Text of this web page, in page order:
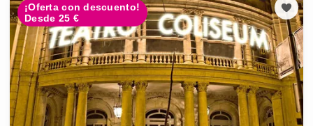
¡Oferta con descuento!
Desde 25 €